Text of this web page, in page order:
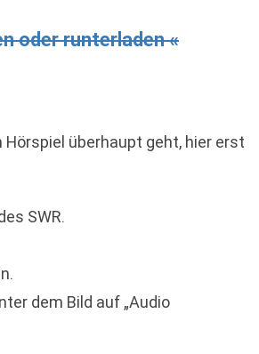
oder runterladen «
überhaupt geht, hier erst
SWR.
dem Bild auf „Audio